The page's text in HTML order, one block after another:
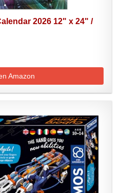
2026 12" x 24" /
Amazon